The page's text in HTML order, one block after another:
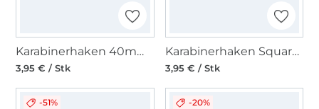
Karabinerhaken 40mm, matt schwarz
3,95 € / Stk
Karabinerhaken Square 38mm, silber
3,95 € / Stk
-51% -20%